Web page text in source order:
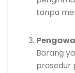
tanpa
Barang
prosedur